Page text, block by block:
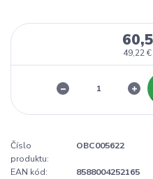
49,22 €
Číslo
produktu:
OBC005622
EAN kód:
8588004252165